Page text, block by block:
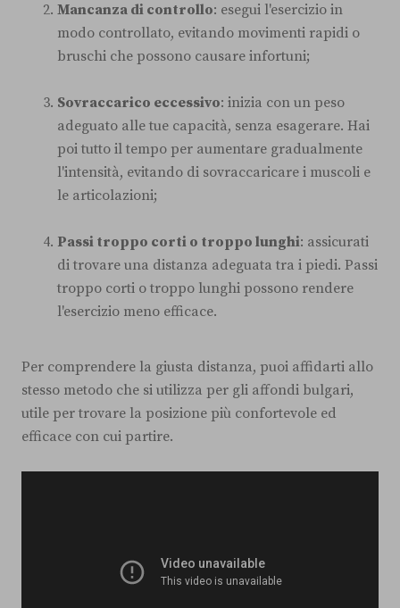
Mancanza di controllo: esegui l'esercizio in
modo controllato, evitando movimenti rapidi o
bruschi che possono causare infortuni;
Sovraccarico eccessivo: inizia con un peso
adeguato alle tue capacità, senza esagerare. Hai
poi tutto il tempo per aumentare gradualmente
l'intensità, evitando di sovraccaricare i muscoli e
le articolazioni;
Passi troppo corti o troppo lunghi: assicurati
di trovare una distanza adeguata tra i piedi. Passi
troppo corti o troppo lunghi possono rendere
l'esercizio meno efficace.
Per comprendere la giusta distanza, puoi affidarti allo
stesso metodo che si utilizza per gli affondi bulgari,
utile per trovare la posizione più confortevole ed
efficace con cui partire.